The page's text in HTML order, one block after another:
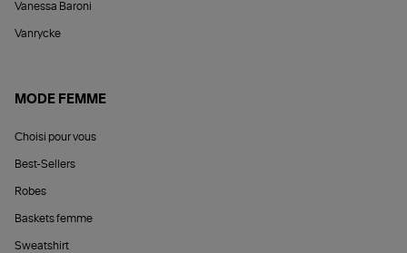
Vanessa Baroni
Vanrycke
MODE FEMME
Choisi pour vous
Best-Sellers
Robes
Baskets femme
Sweatshirt